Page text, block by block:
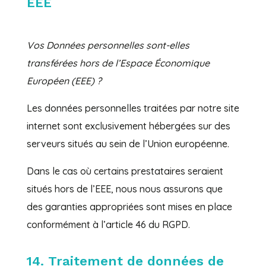
Vos Données personnelles sont-elles
transférées hors de l’Espace Économique
Européen (EEE) ?
Les données personnelles traitées par notre site
internet sont exclusivement hébergées sur des
serveurs situés au sein de l’Union européenne.
Dans le cas où certains prestataires seraient
situés hors de l’EEE, nous nous assurons que
des garanties appropriées sont mises en place
conformément à l’article 46 du RGPD.
14. Traitement de données de